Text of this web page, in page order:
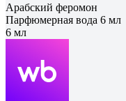
Арабский феромон
Парфюмерная вода 6 мл
6 мл